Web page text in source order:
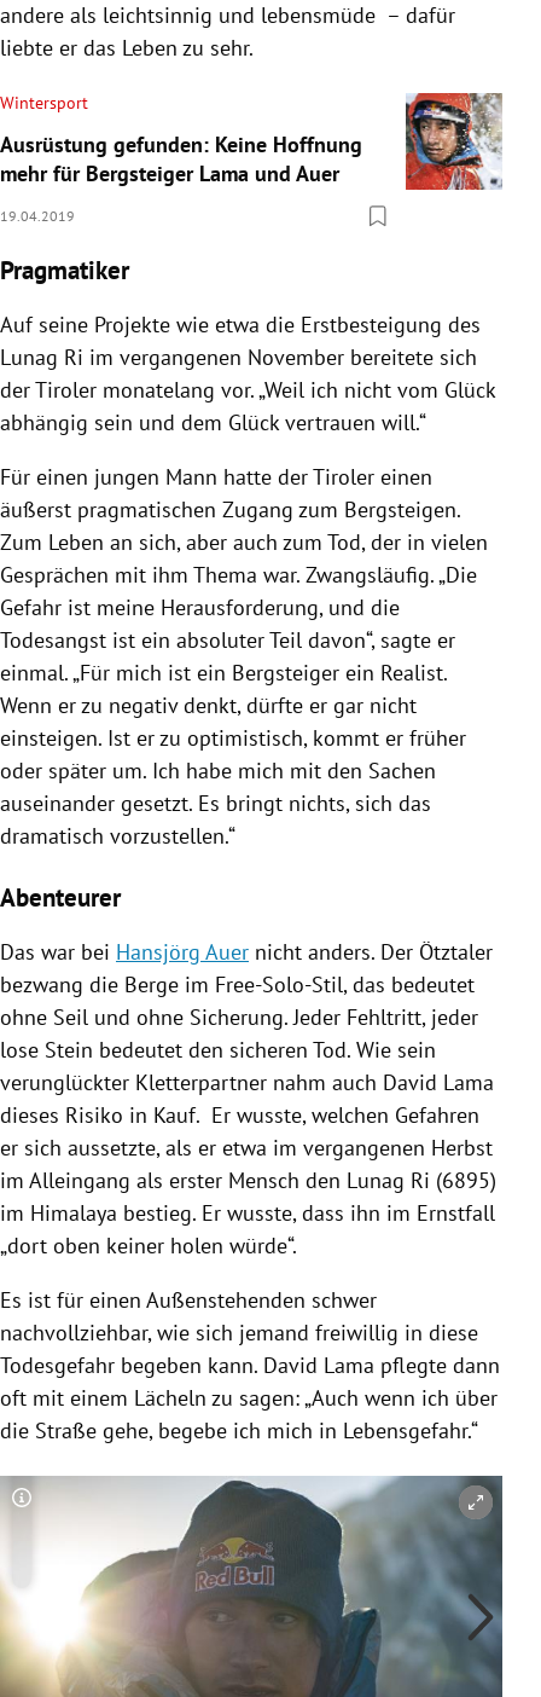
andere als leichtsinnig und lebensmüde – dafür
liebte er das Leben zu sehr.
Wintersport
Ausrüstung gefunden: Keine Hoffnung
mehr für Bergsteiger Lama und Auer
19.04.2019
Pragmatiker
Auf seine Projekte wie etwa die Erstbesteigung des
Lunag Ri im vergangenen November bereitete sich
der Tiroler monatelang vor. „Weil ich nicht vom Glück
abhängig sein und dem Glück vertrauen will.“
Für einen jungen Mann hatte der Tiroler einen
äußerst pragmatischen Zugang zum Bergsteigen.
Zum Leben an sich, aber auch zum Tod, der in vielen
Gesprächen mit ihm Thema war. Zwangsläufig. „Die
Gefahr ist meine Herausforderung, und die
Todesangst ist ein absoluter Teil davon“, sagte er
einmal. „Für mich ist ein Bergsteiger ein Realist.
Wenn er zu negativ denkt, dürfte er gar nicht
einsteigen. Ist er zu optimistisch, kommt er früher
oder später um. Ich habe mich mit den Sachen
auseinander gesetzt. Es bringt nichts, sich das
dramatisch vorzustellen.“
Abenteurer
Das war bei Hansjörg Auer nicht anders. Der Ötztaler
bezwang die Berge im Free-Solo-Stil, das bedeutet
ohne Seil und ohne Sicherung. Jeder Fehltritt, jeder
lose Stein bedeutet den sicheren Tod. Wie sein
verunglückter Kletterpartner nahm auch David Lama
dieses Risiko in Kauf. Er wusste, welchen Gefahren
er sich aussetzte, als er etwa im vergangenen Herbst
im Alleingang als erster Mensch den Lunag Ri (6895)
im Himalaya bestieg. Er wusste, dass ihn im Ernstfall
„dort oben keiner holen würde“.
Es ist für einen Außenstehenden schwer
nachvollziehbar, wie sich jemand freiwillig in diese
Todesgefahr begeben kann. David Lama pflegte dann
oft mit einem Lächeln zu sagen: „Auch wenn ich über
die Straße gehe, begebe ich mich in Lebensgefahr.“
Copyright-Hinweis öffnen/schließen